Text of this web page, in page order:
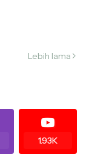
Lebih lama
1.93K